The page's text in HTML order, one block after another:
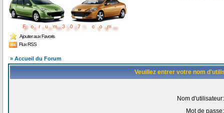
Ajouter aux Favoris
Flux RSS
» Accueil du Forum
Veuillez entrer votre nom
Nom d'utilisateur:
Mot de passe: